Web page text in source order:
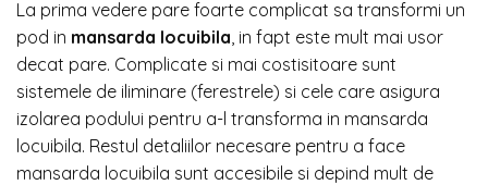
La prima vedere pare foarte complicat sa transformi un
pod in mansarda locuibila , in fapt este mult mai usor
decat pare. Complicate si mai costisitoare sunt
sistemele de iliminare (ferestrele) si cele care asigura
izolarea podului pentru a-l transforma in mansarda
locuibila. Restul detaliilor necesare pentru a face
mansarda locuibila sunt accesibile si depind mult de